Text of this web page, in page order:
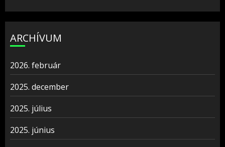
ARCHÍVUM
2026. február
2025. december
2025. július
2025. június